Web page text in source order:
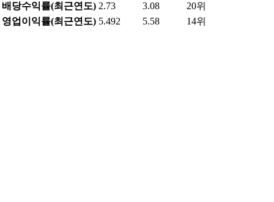
배당수익률(최근연도) 2.73 3.08
20위
영업이익률(최근연도) 5.492 5.58
14위